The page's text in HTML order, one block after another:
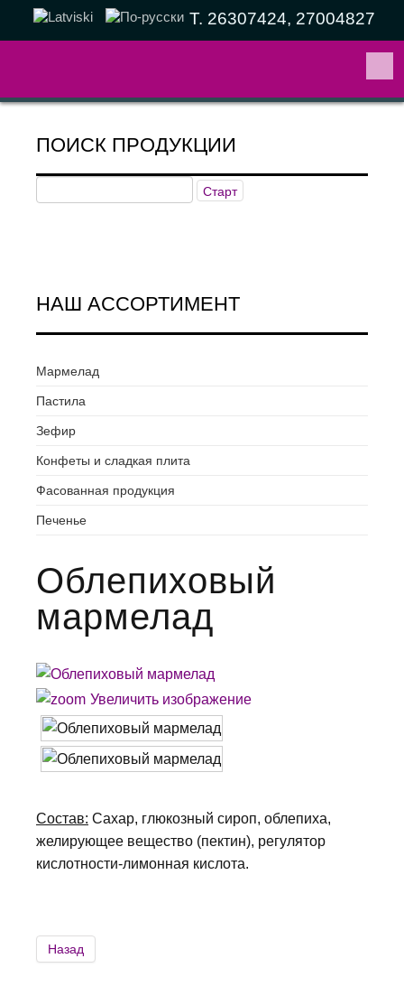
Т. 26307424, 27004827
ПОИСК ПРОДУКЦИИ
НАШ АССОРТИМЕНТ
Мармелад
Пастила
Зефир
Конфеты и сладкая плита
Фасованная продукция
Печенье
Oблепиховый
мармелад
Увеличить изображение
Состав: Cахар, глюкозный сироп, облепихa,
желирующее вещество (пектин), регулятор
кислотности-лимонная кислота.